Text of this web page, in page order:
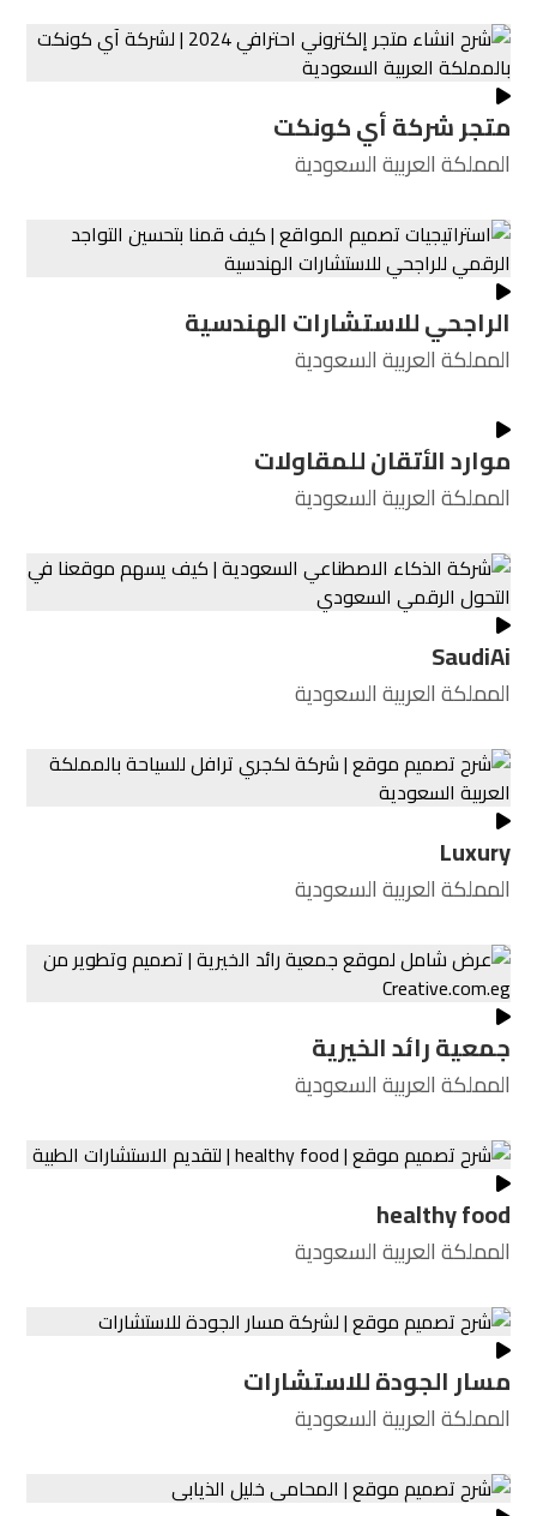
متجر شركة أي كونكت
المملكة العربية السعودية
الراجحي للاستشارات الهندسية
المملكة العربية السعودية
موارد الأتقان للمقاولات
المملكة العربية السعودية
SaudiAi
المملكة العربية السعودية
Luxury
المملكة العربية السعودية
جمعية رائد الخيرية
المملكة العربية السعودية
healthy food
المملكة العربية السعودية
مسار الجودة للاستشارات
المملكة العربية السعودية